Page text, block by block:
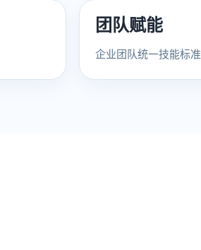
团队赋能
企业团队统一技能标准